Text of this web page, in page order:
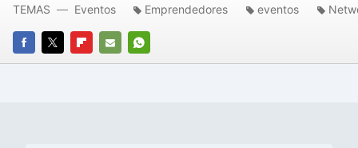
FACEBOOK
TWITTERFLIPBOARD
E-
WHATSAPP
TEMAS Eventos Emprendedores eventos